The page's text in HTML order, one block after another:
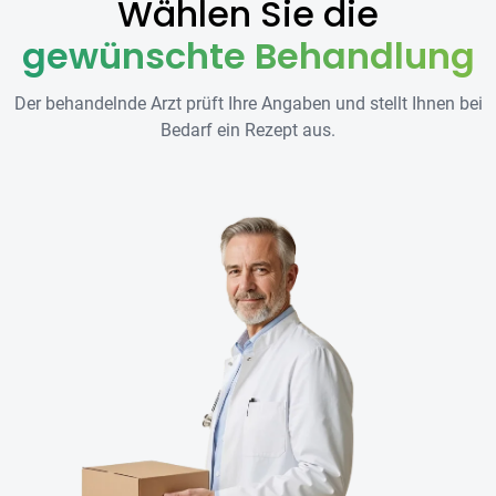
Wählen Sie die
gewünschte Behandlung
Der behandelnde Arzt prüft Ihre Angaben und stellt Ihnen bei
Bedarf ein Rezept aus.